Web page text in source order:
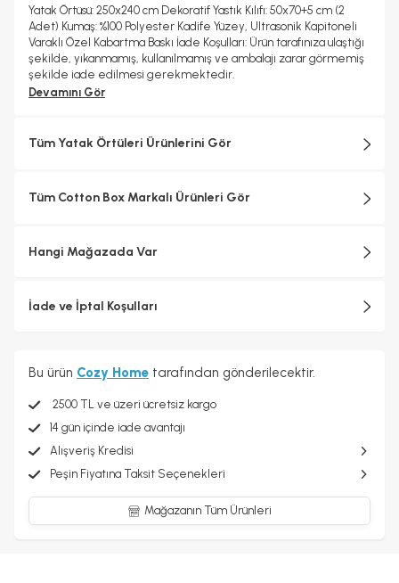
Yatak Örtüsü: 250x240 cm Dekoratif Yastık Kılıfı: 50x70+5 cm (2
Adet) Kumaş: %100 Polyester Kadife Yüzey, Ultrasonik Kapitoneli
Varaklı Özel Kabartma Baskı İade Koşulları: Ürün tarafınıza ulaştığı
şekilde, yıkanmamış, kullanılmamış ve ambalajı zarar görmemiş
şekilde iade edilmesi gerekmektedir.
Devamını Gör
Tüm Yatak Örtüleri Ürünlerini Gör
Tüm Cotton Box Markalı Ürünleri Gör
Hangi Mağazada Var
İade ve İptal Koşulları
Bu ürün Cozy Home tarafından gönderilecektir.
2500 TL ve üzeri ücretsiz kargo
14 gün içinde iade avantajı
Alışveriş Kredisi
Peşin Fiyatına Taksit Seçenekleri
Mağazanın Tüm Ürünleri